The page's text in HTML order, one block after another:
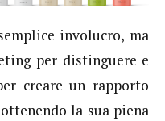
involucro, ma
per distinguere e
creare un rapporto
la sua piena